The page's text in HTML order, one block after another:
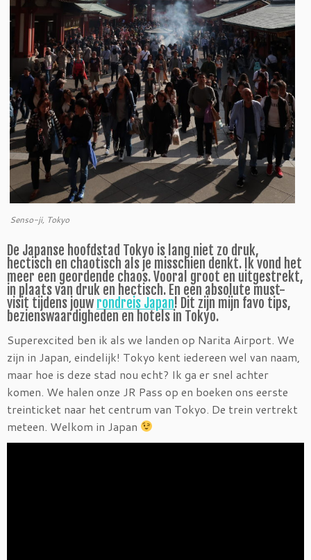
Senso-ji, Tokyo
De Japanse hoofdstad Tokyo is lang niet zo druk,
hectisch en chaotisch als je misschien denkt. Ik vond het
meer een geordende chaos. Vooral groot en uitgestrekt,
in plaats van druk en hectisch. En een absolute must-
visit tijdens jouw rondreis Japan! Dit zijn mijn favo tips,
bezienswaardigheden en hotels in Tokyo.
Superexcited ben ik als we landen op Narita Airport. We
zijn in Japan, eindelijk! Tokyo kent iedereen wel van naam,
maar hoe is deze stad nou echt? Ik ga er snel achter
komen. We halen onze JR Pass op en boeken ons eerste
treinticket naar het centrum van Tokyo. De trein vertrekt
meteen. Welkom in Japan